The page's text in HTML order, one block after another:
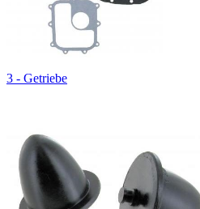
3 - Getriebe